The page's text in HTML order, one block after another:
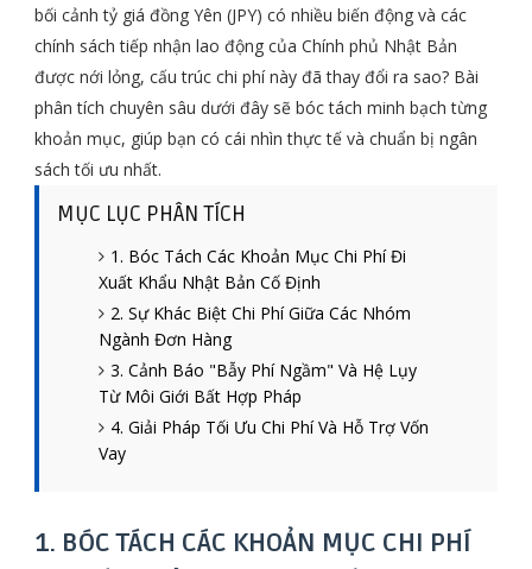
bối cảnh tỷ giá đồng Yên (JPY) có nhiều biến động và các
chính sách tiếp nhận lao động của Chính phủ Nhật Bản
được nới lỏng, cấu trúc chi phí này đã thay đổi ra sao? Bài
phân tích chuyên sâu dưới đây sẽ bóc tách minh bạch từng
khoản mục, giúp bạn có cái nhìn thực tế và chuẩn bị ngân
sách tối ưu nhất.
MỤC LỤC PHÂN TÍCH
1. Bóc Tách Các Khoản Mục Chi Phí Đi
Xuất Khẩu Nhật Bản Cố Định
2. Sự Khác Biệt Chi Phí Giữa Các Nhóm
Ngành Đơn Hàng
3. Cảnh Báo "Bẫy Phí Ngầm" Và Hệ Lụy
Từ Môi Giới Bất Hợp Pháp
4. Giải Pháp Tối Ưu Chi Phí Và Hỗ Trợ Vốn
Vay
1. BÓC TÁCH CÁC KHOẢN MỤC CHI PHÍ